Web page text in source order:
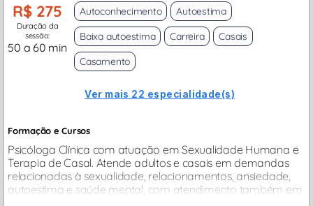
R$ 275
Duração da
sessão:
50 a 60 min
Autoconhecimento
Autoestima
Baixa autoestima
Carreira
Casais
Casamento
Ver mais 22 especialidade(s)
Formação e Cursos
Psicóloga Clínica com atuação em Sexualidade Humana e
Terapia de Casal. Atende adultos e casais em demandas
relacionadas à sexualidade, relacionamentos, ansiedade,
autoestima e saúde mental, com atendimento também em